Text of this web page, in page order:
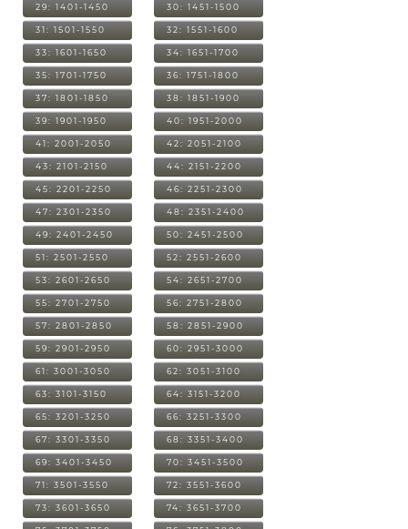
29: 1401-1450 30: 1451-1500
31: 1501-1550 32: 1551-1600
33: 1601-1650 34: 1651-1700
35: 1701-1750 36: 1751-1800
37: 1801-1850 38: 1851-1900
39: 1901-1950 40: 1951-2000
41: 2001-2050 42: 2051-2100
43: 2101-2150 44: 2151-2200
45: 2201-2250 46: 2251-2300
47: 2301-2350 48: 2351-2400
49: 2401-2450 50: 2451-2500
51: 2501-2550 52: 2551-2600
53: 2601-2650 54: 2651-2700
55: 2701-2750 56: 2751-2800
57: 2801-2850 58: 2851-2900
59: 2901-2950 60: 2951-3000
61: 3001-3050 62: 3051-3100
63: 3101-3150 64: 3151-3200
65: 3201-3250 66: 3251-3300
67: 3301-3350 68: 3351-3400
69: 3401-3450 70: 3451-3500
71: 3501-3550 72: 3551-3600
73: 3601-3650 74: 3651-3700